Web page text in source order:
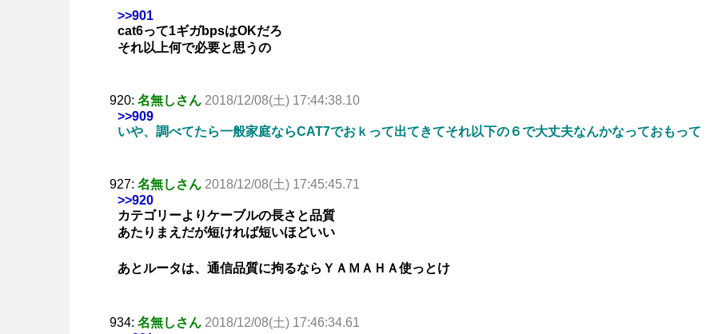
>>901
cat6って1ギガbpsはOKだろ
それ以上何で必要と思うの
920: 名無しさん 2018/12/08(土) 17:44:38.10
>>909
いや、調べてたら一般家庭ならCAT7でおｋって出てきてそれ以下の６で大丈夫なんかなっておもって
927: 名無しさん 2018/12/08(土) 17:45:45.71
>>920
カテゴリーよりケーブルの長さと品質
あたりまえだが短ければ短いほどいい
あとルータは、通信品質に拘るならＹＡＭＡＨＡ使っとけ
934: 名無しさん 2018/12/08(土) 17:46:34.61